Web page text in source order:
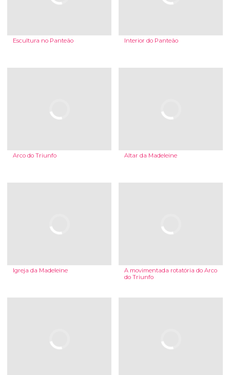
Escultura no Panteão Interior do Panteão
Arco do Triunfo Altar da Madeleine
Igreja da Madeleine
A movimentada rotatória do Arco
do Triunfo